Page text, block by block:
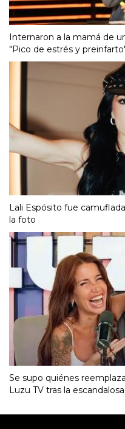
Internaron a la mamá de
"Pico de estrés y
Lali Espósito fue
la foto
Se supo quiénes
Luzu TV tras la